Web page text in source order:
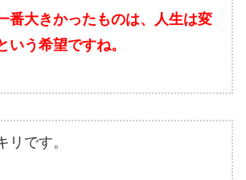
番大きかったものは、人生は変
いう希望ですね。
リです。